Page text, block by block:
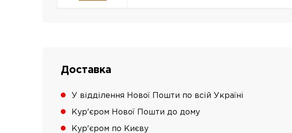
Доставка
У відділення Нової Пошти по всій Україні
Кур'єром Нової Пошти до дому
Кур'єром по Києву